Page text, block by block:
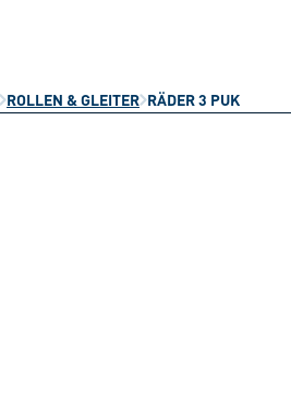
ROLLEN & GLEITER RÄDER 3 PUK